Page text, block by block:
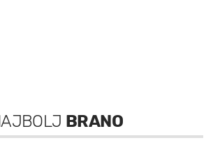
BRANO